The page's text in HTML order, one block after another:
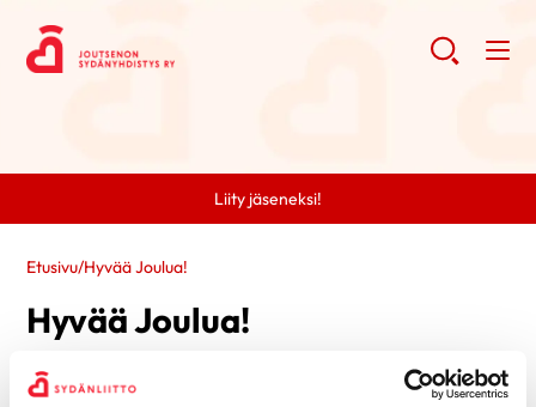
Liity jäseneksi!
Etusivu/Hyvää Joulua!
Hyvää Joulua!